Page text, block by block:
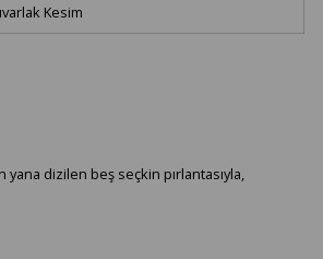
Kesim
yana dizilen beş seçkin pırlantasıyla,